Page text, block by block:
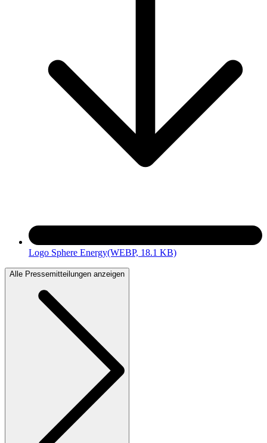
Logo Sphere Energy(WEBP, 18.1 KB)
Alle Pressemitteilungen anzeigen